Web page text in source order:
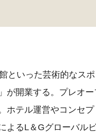
といった芸術的なス
が開業する。プレオ
ホテル運営やコンセ
よるL＆Gグローバル